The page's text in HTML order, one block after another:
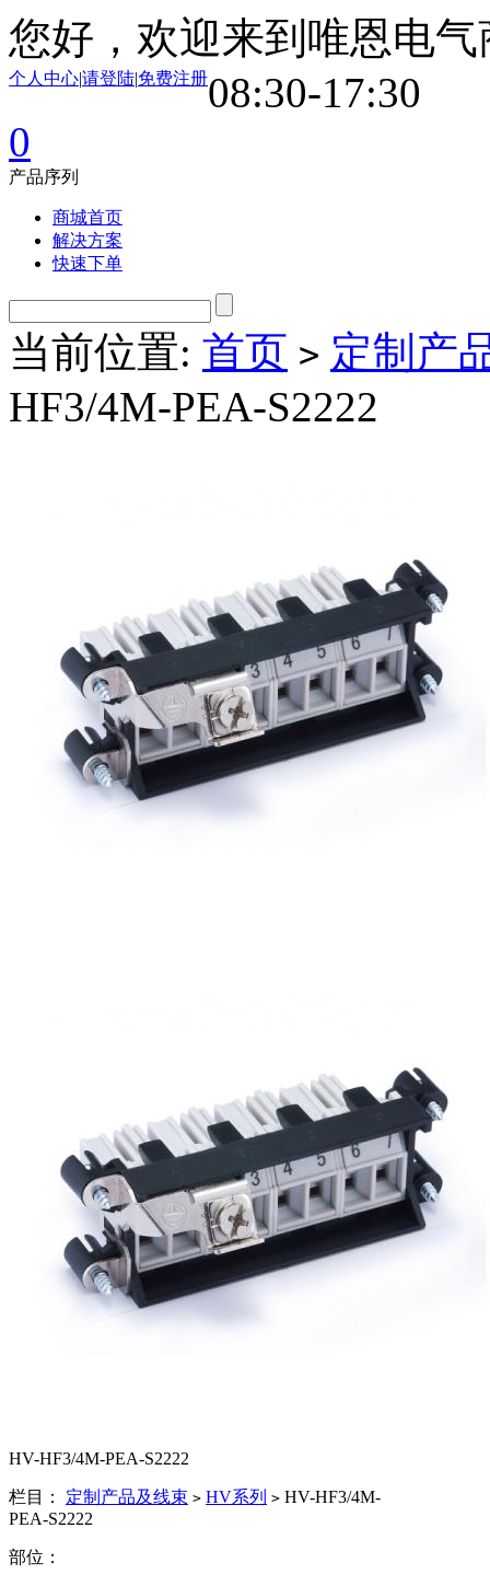
您好，欢迎来到唯恩电气
08:30-17:30
个人中心|请登陆|免费注册
0
产品序列
商城首页
解决方案
快速下单
当前位置: 首页 > 定制产
HF3/4M-PEA-S2222
HV-HF3/4M-PEA-S2222
栏目： 定制产品及线束 > HV系列 > HV-HF3/4M-
PEA-S2222
部位：